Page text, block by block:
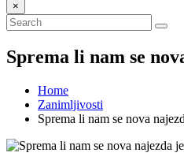
×
Sprema li nam se
Home
Zanimljivosti
Sprema li nam se nova